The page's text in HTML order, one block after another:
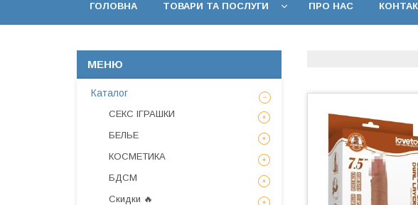
ГОЛОВНА ТОВАРИ ТА ПОСЛУГИ ПРО НАС
Каталог
СЕКС ІГРАШКИ
БЕЛЬЕ
КОСМЕТИКА
БДСМ
Скидки 🔥